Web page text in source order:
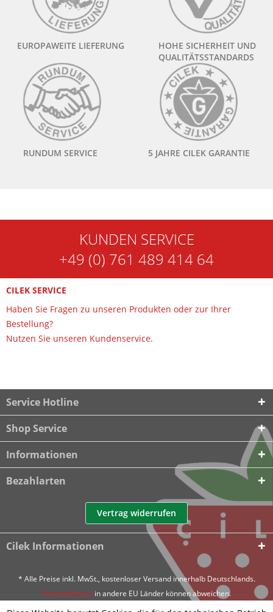
EUROPAWEITE LIEFERUNG
HOHE SICHERHEIT UND
QUALITÄTSSTANDARDS
RUNDUM SERVICE 5 JAHRE CILEK GARANTIE
KUNDEN SERVICE
+49 (0) 761 489 414 64
CILEK SERVICE
Haben Sie Fragen zu unseren Produkten oder zur Ihrer
Bestellung?
Nutzen Sie unseren Kundenservice.
Service Hotline
Shop Service
Informationen
Bezahlarten
Vertrag widerrufen
Cilek Informationen
* Alle Preise inkl. MwSt., kostenloser Versand innerhalb Deutschlands.
Versandkosten in andere EU Länder können abweichen.